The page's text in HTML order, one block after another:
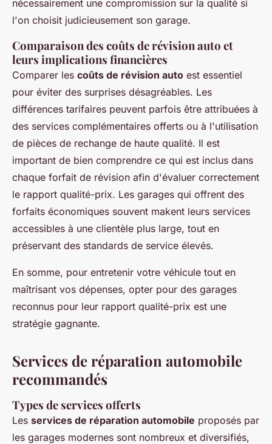
nécessairement une compromission sur la qualité si
l'on choisit judicieusement son garage.
Comparaison des coûts de révision auto et
leurs implications financières
Comparer les coûts de révision auto est essentiel
pour éviter des surprises désagréables. Les
différences tarifaires peuvent parfois être attribuées à
des services complémentaires offerts ou à l'utilisation
de pièces de rechange de haute qualité. Il est
important de bien comprendre ce qui est inclus dans
chaque forfait de révision afin d'évaluer correctement
le rapport qualité-prix. Les garages qui offrent des
forfaits économiques souvent makent leurs services
accessibles à une clientèle plus large, tout en
préservant des standards de service élevés.
En somme, pour entretenir votre véhicule tout en
maîtrisant vos dépenses, opter pour des garages
reconnus pour leur rapport qualité-prix est une
stratégie gagnante.
Services de réparation automobile
recommandés
Types de services offerts
Les services de réparation automobile proposés par
les garages modernes sont nombreux et diversifiés,